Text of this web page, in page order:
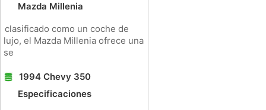
Mazda Millenia
clasificado como un coche de
lujo, el Mazda Millenia ofrece una
se
1994 Chevy 350
Especificaciones